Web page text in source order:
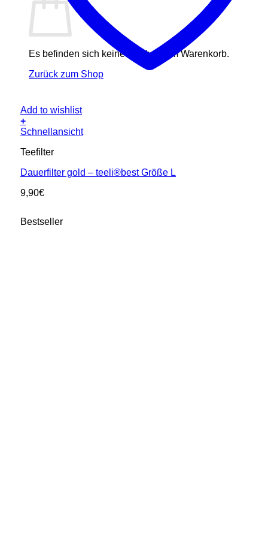
Es befinden sich keine Produkte im Warenkorb.
Zurück zum Shop
Add to wishlist
+
Schnellansicht
Teefilter
Dauerfilter gold – teeli®best Größe L
9,90€
Bestseller